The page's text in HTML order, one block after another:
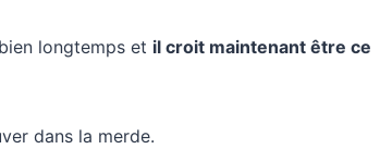
longtemps et il croit maintenant être ce
dans la merde.